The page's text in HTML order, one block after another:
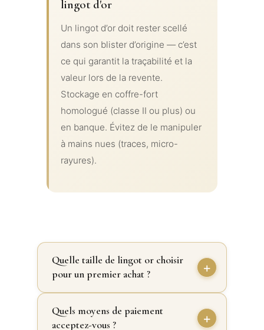
lingot d'or
Un lingot d’or doit rester scellé
dans son blister d’origine — c’est
ce qui garantit la traçabilité et la
valeur lors de la revente.
Stockage en coffre-fort
homologué (classe II ou plus) ou
en banque. Évitez de le manipuler
à mains nues (traces, micro-
rayures).
Quelle taille de lingot or choisir
pour un premier achat ?
Quels moyens de paiement
acceptez-vous ?